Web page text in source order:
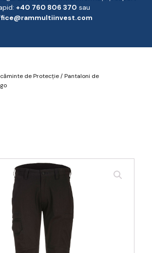
‪+40 760 806 370 ‬ sau
de Protecție/Pantaloni de